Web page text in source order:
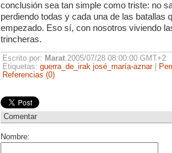
conclusión sea tan simple como triste: no
perdiendo todas y cada una de las batallas
empezado. Eso sí, con nosotros viviendo
trincheras.
Escrito por: Marat.2005/07/28 08:00:00 GMT+2
Etiquetas: guerra_de_irak josé_maría-aznar|
Referencias (0)
Comentar
Nombre: